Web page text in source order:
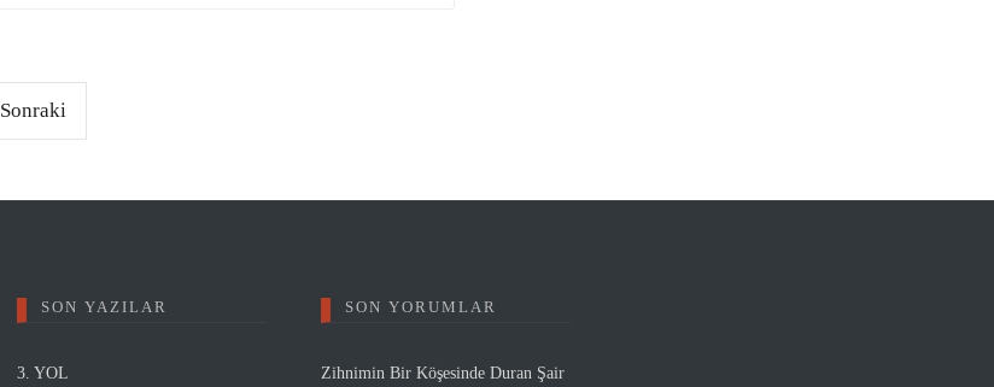
Sonraki
SON YAZILAR
3. YOL
SON YORUMLAR
Zihnimin Bir Köşesinde Duran Şair